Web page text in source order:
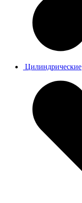
Цилиндрические